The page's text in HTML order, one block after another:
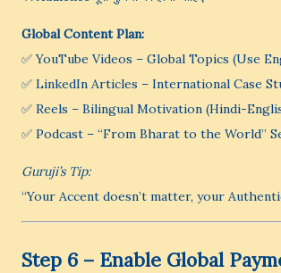
Global Content Plan:
✅ YouTube Videos – Global Topics (Use
✅ LinkedIn Articles – International Case
✅ Reels – Bilingual Motivation (Hindi-
✅ Podcast – “From Bharat to the World”
Guruji’s Tip:
“Your Accent doesn’t matter, your
Step 6 – Enable Global